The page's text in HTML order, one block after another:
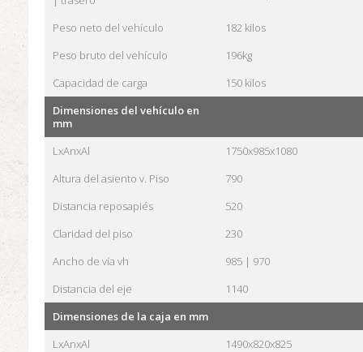
Peso neto del vehículo
182 kilos
Peso bruto del vehículo
196kg
Capacidad de carga
150 kilos
Dimensiones del vehículo en
mm
LxAnxAl
1750x985x1080
Altura del asiento v. Piso
790
Distancia reposapiés
520
Claridad del piso
230
Ancho de vía vh
985 | 970
Distancia del eje
1140
Dimensiones de la caja en mm
LxAnxAl
1490x820x825